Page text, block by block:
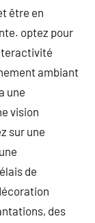
être en
optez pour
ambiant
une
vision
sur une
de
des